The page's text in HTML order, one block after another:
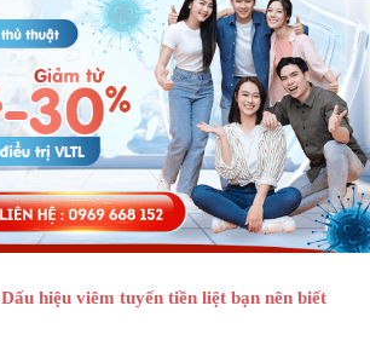
Dấu hiệu viêm tuyến tiền liệt bạn nên biết